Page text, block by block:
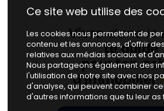
Vivredans le
te guide
pourton
d'immobilier
Ce site web utilise des
Les cookies nous permettent de
contenu et les annonces, d'offrir
relatives aux médias sociaux et
Nous partageons également des
l'utilisation de notre site avec nos
d'analyse, qui peuvent combiner
d'autres informations que tu leur as